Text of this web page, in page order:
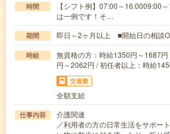
時間
【シフト例】07:00～16:0009:00
は一例です！そ…
期間 即日～2ヶ月以上 ■開始日の相談
時給
無資格の方：時給1350円～1687
円～2062円 / 初任者以上：時給
交通費
全額支給
仕事内容
介護関連
／利用者の方の日常生活をサポ